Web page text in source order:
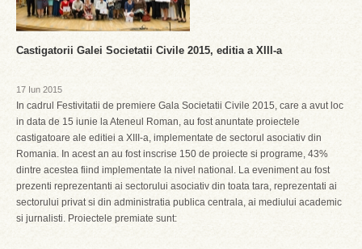
Castigatorii Galei Societatii Civile 2015, editia a XIII-a
17 Iun 2015
In cadrul Festivitatii de premiere Gala Societatii Civile 2015, care a avut loc
in data de 15 iunie la Ateneul Roman, au fost anuntate proiectele
castigatoare ale editiei a XIII-a, implementate de sectorul asociativ din
Romania. In acest an au fost inscrise 150 de proiecte si programe, 43%
dintre acestea fiind implementate la nivel national. La eveniment au fost
prezenti reprezentanti ai sectorului asociativ din toata tara, reprezentati ai
sectorului privat si din administratia publica centrala, ai mediului academic
si jurnalisti. Proiectele premiate sunt: